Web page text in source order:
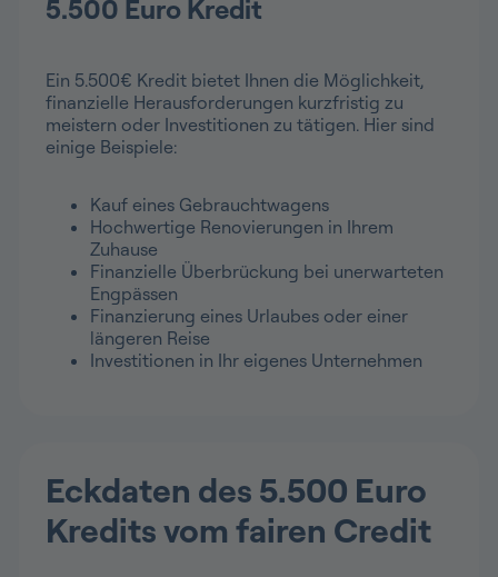
5.500 Euro Kredit
Ein 5.500€ Kredit bietet Ihnen die Möglichkeit,
finanzielle Herausforderungen kurzfristig zu
meistern oder Investitionen zu tätigen. Hier sind
einige Beispiele:
Kauf eines Gebrauchtwagens
Hochwertige Renovierungen in Ihrem
Zuhause
Finanzielle Überbrückung bei unerwarteten
Engpässen
Finanzierung eines Urlaubes oder einer
längeren Reise
Investitionen in Ihr eigenes Unternehmen
Eckdaten des 5.500 Euro
Kredits vom fairen Credit